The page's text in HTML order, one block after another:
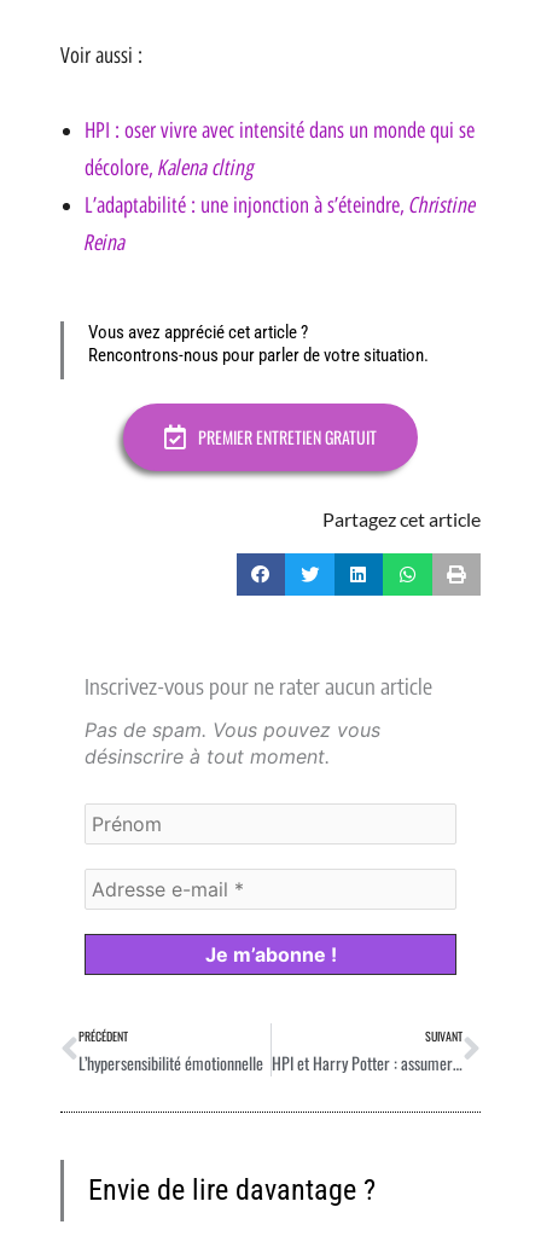
Voir aussi :
HPI : oser vivre avec intensité dans un monde qui se
décolore, Kalena clting
L’adaptabilité : une injonction à s’éteindre, Christine
Reina
Vous avez apprécié cet article ?
Rencontrons-nous pour parler de votre situation.
PREMIER ENTRETIEN GRATUIT
Partagez cet article
Inscrivez-vous pour ne rater aucun article
Pas de spam. Vous pouvez vous
désinscrire à tout moment.
Précédent
PRÉCÉDENT
L’hypersensibilité émotionnelle
SUIVANT
HPI et Harry Potter : assumer sa différence
Envie de lire davantage ?